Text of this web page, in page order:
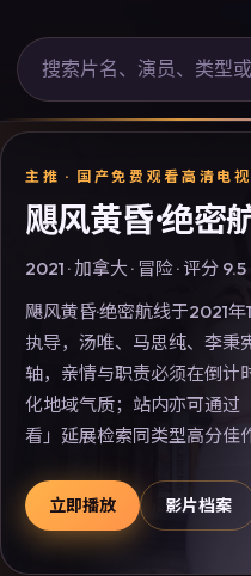
主推 · 国产免费观看高清电
飓风黄昏·绝密
2021 ·加拿大 · 冒险· 评分 9.5
飓风黄昏·绝密航线于2021
执导，汤唯、马思纯、李秉
轴，亲情与职责必须在倒计
化地域气质；站内亦可通过
看」延展检索同类型高分佳
立即播放 影片档案